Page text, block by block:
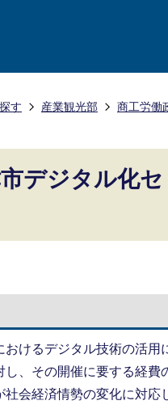
す 産業観光部 商工労働
市デジタル化
けるデジタル技術の活用
、その開催に要する経費
会経済情勢の変化に対応